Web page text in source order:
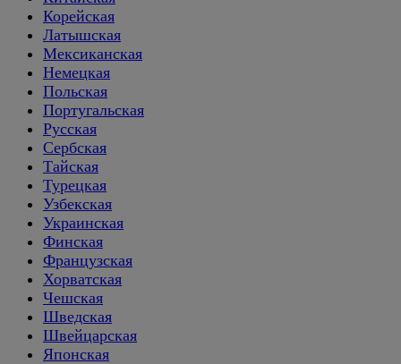
Корейская
Латышская
Мексиканская
Немецкая
Польская
Португальская
Русская
Сербская
Тайская
Турецкая
Узбекская
Украинская
Финская
Французская
Хорватская
Чешская
Шведская
Швейцарская
Японская